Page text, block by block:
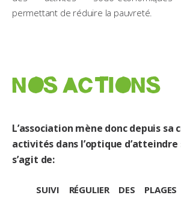
permettant de réduire la pauvreté.
NOS ACTIONS
L’association mène donc depuis sa
activités dans l’optique
s’agit de:
SUIVI RÉGULIER DES